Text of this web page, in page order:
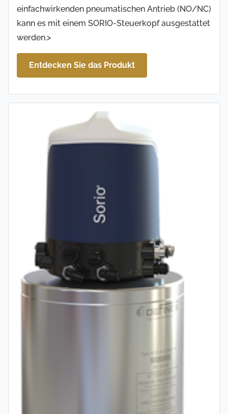
einfachwirkenden pneumatischen Antrieb (NO/NC)
kann es mit einem SORIO-Steuerkopf ausgestattet
werden.>
Entdecken Sie das Produkt